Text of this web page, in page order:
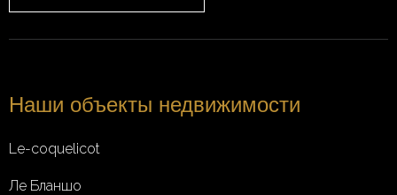
Наши объекты недвижимости
Le-coquelicot
Ле Бланшо